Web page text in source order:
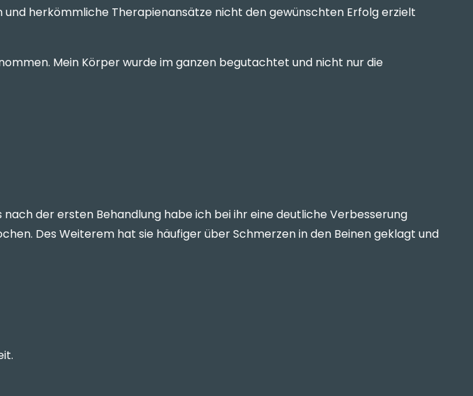
herkömmliche Therapienansätze nicht den gewünschten Erfolg erzielt
Mein Körper wurde im ganzen begutachtet und nicht nur die
der ersten Behandlung habe ich bei ihr eine deutliche Verbesserung
Des Weiterem hat sie häufiger über Schmerzen in den Beinen geklagt und